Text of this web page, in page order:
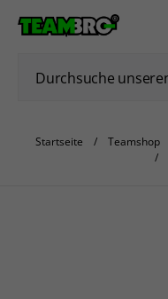
Startseite Teamshop